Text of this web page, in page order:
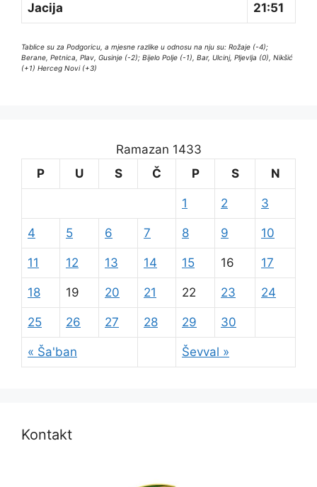
Jacija 21:51
Tablice su za Podgoricu, a mjesne razlike u odnosu na nju su: Rožaje (-4);
Berane, Petnica, Plav, Gusinje (-2); Bijelo Polje (-1), Bar, Ulcinj, Pljevlja (0), Nikšić
(+1) Herceg Novi (+3)
Ramazan 1433
P
U S Č P S N
« Ša'ban Ševval »
1 2 3
4 5 6 7 8 9 10
11 12 13 14 15 16 17
18 19 20 21 22 23 24
25 26 27 28 29 30
Kontakt